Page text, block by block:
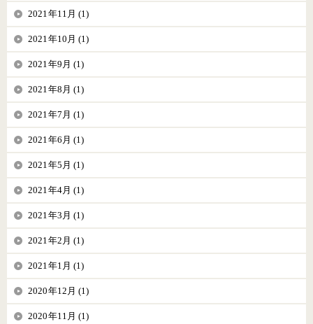
2021年11月 (1)
2021年10月 (1)
2021年9月 (1)
2021年8月 (1)
2021年7月 (1)
2021年6月 (1)
2021年5月 (1)
2021年4月 (1)
2021年3月 (1)
2021年2月 (1)
2021年1月 (1)
2020年12月 (1)
2020年11月 (1)